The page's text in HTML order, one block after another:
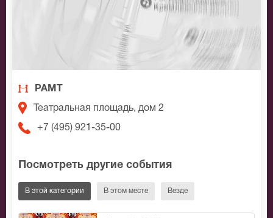
РАМТ
Театральная площадь, дом 2
+7 (495) 921-35-00
Посмотреть другие события
В этой категории В этом месте Везде